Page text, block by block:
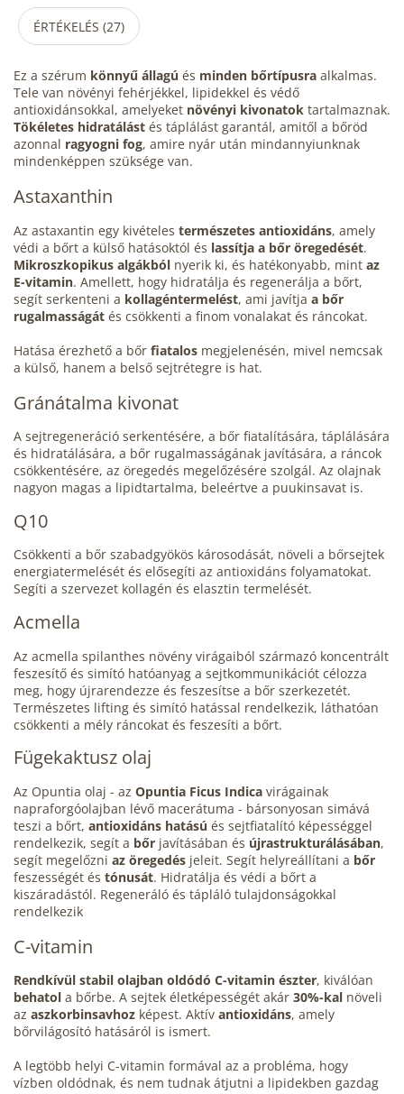
ÉRTÉKELÉS (27)
Ez a szérum könnyű állagú és minden bőrtípusra alkalmas.
Tele van növényi fehérjékkel, lipidekkel és védő
antioxidánsokkal, amelyeket növényi kivonatok tartalmaznak.
Tökéletes hidratálást és táplálást garantál, amitől a bőröd
azonnal ragyogni fog, amire nyár után mindannyiunknak
mindenképpen szüksége van.
Astaxanthin
Az astaxantin egy kivételes természetes antioxidáns, amely
védi a bőrt a külső hatásoktól és lassítja a bőr öregedését.
Mikroszkopikus algákból nyerik ki, és hatékonyabb, mint az
E-vitamin. Amellett, hogy hidratálja és regenerálja a bőrt,
segít serkenteni a kollagéntermelést, ami javítja a bőr
rugalmasságát és csökkenti a finom vonalakat és ráncokat.
Hatása érezhető a bőr fiatalos megjelenésén, mivel nemcsak
a külső, hanem a belső sejtrétegre is hat.
Gránátalma kivonat
A sejtregeneráció serkentésére, a bőr fiatalítására, táplálására
és hidratálására, a bőr rugalmasságának javítására, a ráncok
csökkentésére, az öregedés megelőzésére szolgál. Az olajnak
nagyon magas a lipidtartalma, beleértve a puukinsavat is.
Q10
Csökkenti a bőr szabadgyökös károsodását, növeli a bőrsejtek
energiatermelését és elősegíti az antioxidáns folyamatokat.
Segíti a szervezet kollagén és elasztin termelését.
Acmella
Az acmella spilanthes növény virágaiból származó koncentrált
feszesítő és simító hatóanyag a sejtkommunikációt célozza
meg, hogy újrarendezze és feszesítse a bőr szerkezetét.
Természetes lifting és simító hatással rendelkezik, láthatóan
csökkenti a mély ráncokat és feszesíti a bőrt.
Fügekaktusz olaj
Az Opuntia olaj - az Opuntia Ficus Indica virágainak
napraforgóolajban lévő macerátuma - bársonyosan simává
teszi a bőrt, antioxidáns hatású és sejtfiatalító képességgel
rendelkezik, segít a bőr javításában és újrastrukturálásában,
segít megelőzni az öregedés jeleit. Segít helyreállítani a bőr
feszességét és tónusát. Hidratálja és védi a bőrt a
kiszáradástól. Regeneráló és tápláló tulajdonságokkal
rendelkezik
C-vitamin
Rendkívül stabil olajban oldódó C-vitamin észter, kiválóan
behatol a bőrbe. A sejtek életképességét akár 30%-kal növeli
az aszkorbinsavhoz képest. Aktív antioxidáns, amely
bőrvilágosító hatásáról is ismert.
A legtöbb helyi C-vitamin formával az a probléma, hogy
vízben oldódnak, és nem tudnak átjutni a lipidekben gazdag